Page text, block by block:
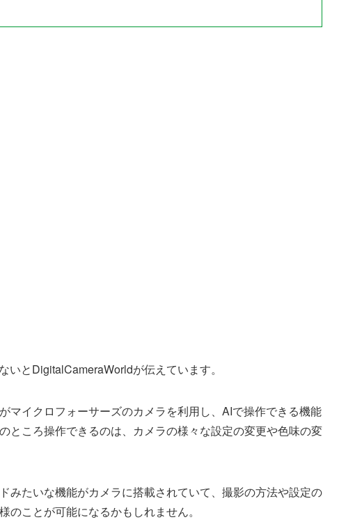
とDigitalCameraWorldが伝えています。
マイクロフォーサーズのカメラを利用し、AIで操作できる機能
ところ操作できるのは、カメラの様々な設定の変更や色味の変
みたいな機能がカメラに搭載されていて、撮影の方法や設定の
ことが可能になるかもしれません。